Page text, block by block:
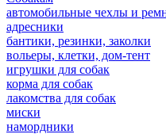
автомобильные чехлы и
адресники
бантики, резинки, заколки
вольеры, клетки, дом-тент
игрушки для собак
корма для собак
лакомства для собак
миски
намордники